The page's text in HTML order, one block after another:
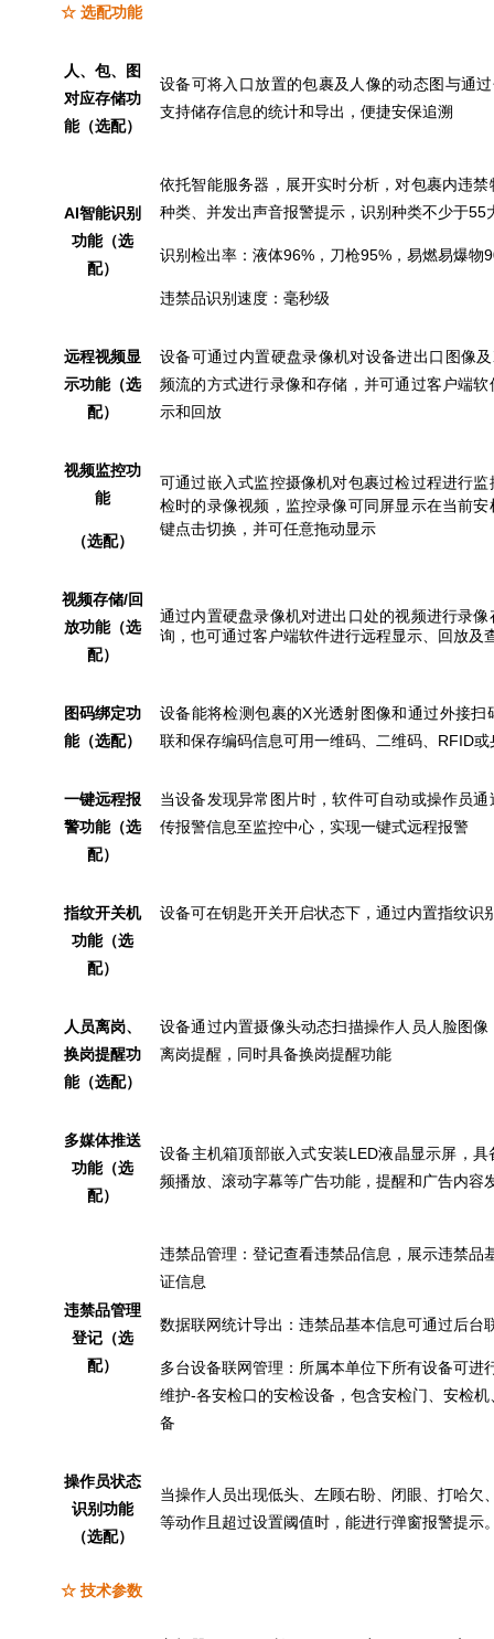
☆ 选配功能
人、包、图
对应存储功
能（选配）
设备可将入口放置的包裹及人像的动态图与通
支持储存信息的统计和导出，便捷安保追溯
AI智能识别
功能（选
配）
依托智能服务器，展开实时分析，对包裹内违
种类、并发出声音报警提示，识别种类不少于55
识别检出率：液体96%，刀枪95%，易燃易爆物
违禁品识别速度：毫秒级
远程视频显
示功能（选
配）
设备可通过内置硬盘录像机对设备进出口图像
频流的方式进行录像和存储，并可通过客户端
示和回放
视频监控功
能
（选配）
可通过嵌入式监控摄像机对包裹过检过程进行
检时的录像视频，监控录像可同屏显示在当前
键点击切换，并可任意拖动显示
视频存储/回
放功能（选
配）
通过内置硬盘录像机对进出口处的视频进行录
询，也可通过客户端软件进行远程显示、回放及
图码绑定功
能（选配）
设备能将检测包裹的X光透射图像和通过外接
联和保存编码信息可用一维码、二维码、RFID或
一键远程报
警功能（选
配）
当设备发现异常图片时，软件可自动或操作员
传报警信息至监控中心，实现一键式远程报警
指纹开关机
功能（选
配）
设备可在钥匙开关开启状态下，通过内置指纹识
人员离岗、
换岗提醒功
能（选配）
设备通过内置摄像头动态扫描操作人员人脸图
离岗提醒，同时具备换岗提醒功能
多媒体推送
功能（选
配）
设备主机箱顶部嵌入式安装LED液晶显示屏，
频播放、滚动字幕等广告功能，提醒和广告内容
违禁品管理
登记（选
配）
违禁品管理：登记查看违禁品信息，展示违禁品
证信息
数据联网统计导出：违禁品基本信息可通过后台
多台设备联网管理：所属本单位下所有设备可进
维护-各安检口的安检设备，包含安检门、安检
备
操作员状态
识别功能
（选配）
当操作人员出现低头、左顾右盼、闭眼、打哈欠
等动作且超过设置阈值时，能进行弹窗报警提示
☆ 技术参数